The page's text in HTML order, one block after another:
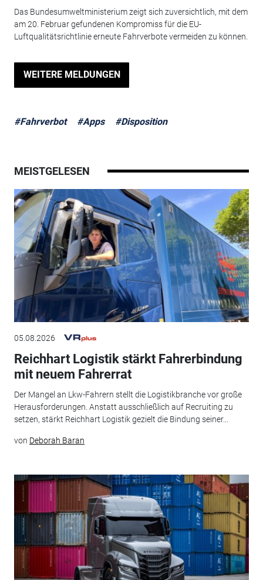
Das Bundesumweltministerium zeigt sich zuversichtlich, mit dem
am 20. Februar gefundenen Kompromiss für die EU-
Luftqualitätsrichtlinie erneute Fahrverbote vermeiden zu können.
WEITERE MELDUNGEN
#Fahrverbot #Apps #Disposition
MEISTGELESEN
05.08.2026
Reichhart Logistik stärkt Fahrerbindung
mit neuem Fahrerrat
Der Mangel an Lkw-Fahrern stellt die Logistikbranche vor große
Herausforderungen. Anstatt ausschließlich auf Recruiting zu
setzen, stärkt Reichhart Logistik gezielt die Bindung seiner...
von Deborah Baran